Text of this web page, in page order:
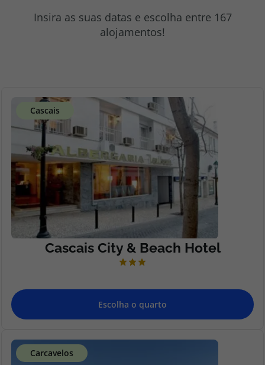
Insira as suas datas e escolha entre 167
alojamentos!